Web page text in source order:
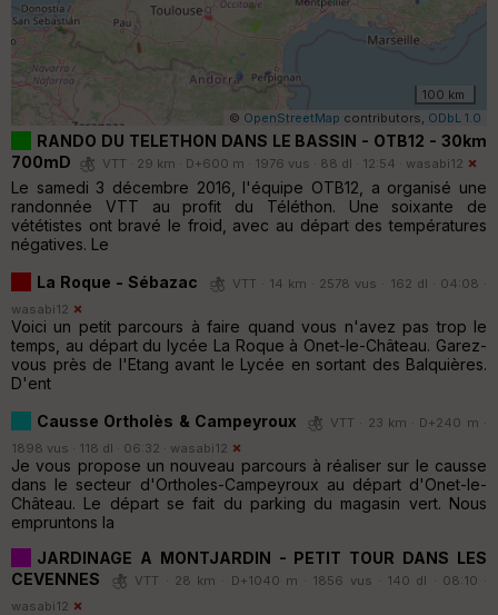
100 km
© OpenStreetMap contributors, ODbL 1.0
RANDO DU TELETHON DANS LE BASSIN - OTB12 - 30km
700mD
VTT · 29 km · D+600 m · 1976 vus · 88 dl · 12:54 · wasabi12
Le samedi 3 décembre 2016, l'équipe OTB12, a organisé une
randonnée VTT au profit du Téléthon. Une soixante de
vététistes ont bravé le froid, avec au départ des températures
négatives. Le
La Roque - Sébazac
VTT · 14 km · 2578 vus · 162 dl · 04:08 ·
wasabi12
Voici un petit parcours à faire quand vous n'avez pas trop le
temps, au départ du lycée La Roque à Onet-le-Château. Garez-
vous près de l'Etang avant le Lycée en sortant des Balquières.
D'ent
Causse Ortholès & Campeyroux
VTT · 23 km · D+240 m ·
1898 vus · 118 dl · 06:32 · wasabi12
Je vous propose un nouveau parcours à réaliser sur le causse
dans le secteur d'Ortholes-Campeyroux au départ d'Onet-le-
Château. Le départ se fait du parking du magasin vert. Nous
empruntons la
JARDINAGE A MONTJARDIN - PETIT TOUR DANS LES
CEVENNES
VTT · 28 km · D+1040 m · 1856 vus · 140 dl · 08:10 ·
wasabi12